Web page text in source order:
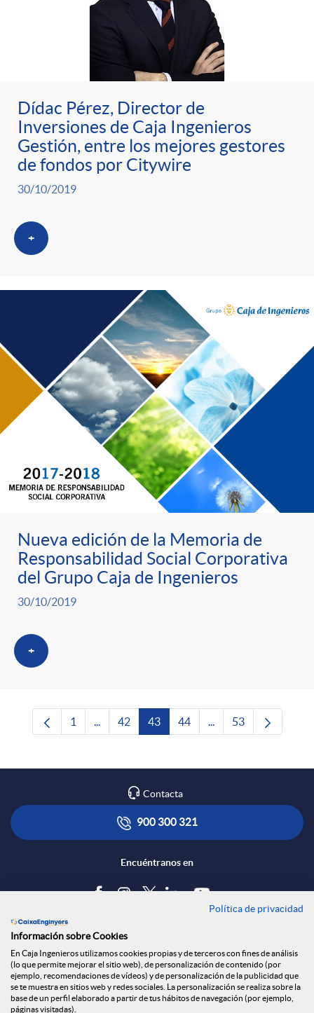
Dídac Pérez, Director de
Inversiones de Caja Ingenieros
Gestión, entre los mejores gestores
de fondos por Citywire
30/10/2019
+
Nueva edición de la Memoria de
Responsabilidad Social Corporativa
del Grupo Caja de Ingenieros
30/10/2019
+
Página
1 ...Páginas intermedias Use TAB para
Página
42 Página
43 Página
44 ...Páginas intermedias
Página
53
Contacta
900 300 321
Encuéntranos en
Tablón de anuncios
Política de cookies
Aviso legal
Seguridad Online
Política de privacidad
Información sobre Cookies
En Caja Ingenieros utilizamos cookies propias y de terceros con fines de análisis
(lo que permite mejorar el sitio web), de personalización de contenido (por
ejemplo, recomendaciones de vídeos) y de personalización de la publicidad que
se te muestra en sitios web y redes sociales. La personalización se realiza sobre la
base de un perfil elaborado a partir de tus hábitos de navegación (por ejemplo,
páginas visitadas).